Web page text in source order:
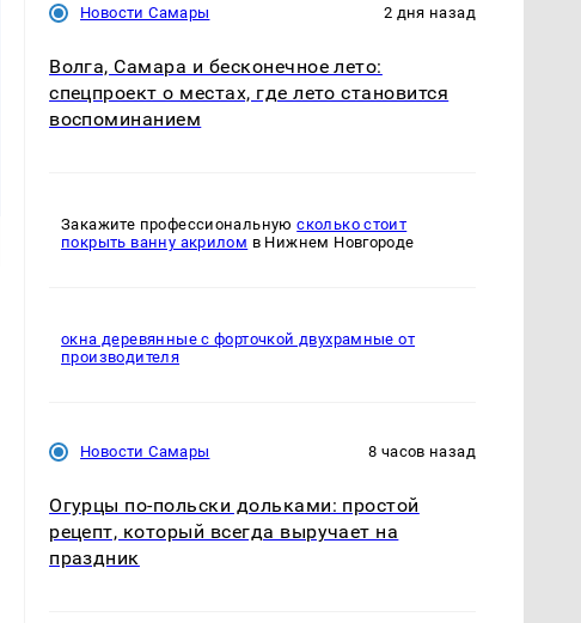
Новости Самары 2 дня назад
Волга, Самара и бесконечное лето:
спецпроект о местах, где лето становится
воспоминанием
Закажите профессиональнуюсколько стоит
покрыть ванну акрилом в Нижнем Новгороде
окна деревянные с форточкой двухрамные от
производителя
Новости Самары 8 часов назад
Огурцы по‑польски дольками: простой
рецепт, который всегда выручает на
праздник